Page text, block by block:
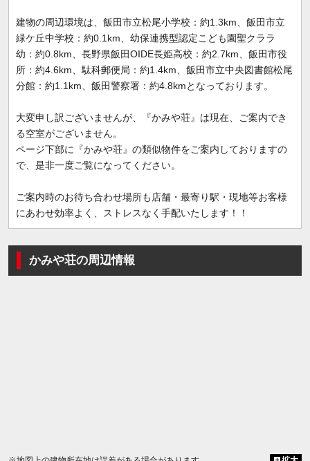
建物の周辺環境は、飯田市立松尾小学校：約1.3km、飯田市立
緑ケ丘中学校：約0.1km、幼保連携型認定こども園聖クララ
幼：約0.8km、長野県飯田OIDE長姫高校：約2.7km、飯田市役
所：約4.6km、駄科郵便局：約1.4km、飯田市立中央図書館松尾
分館：約1.1km、飯田警察署：約4.8kmとなっております。
大変申し訳ございませんが、『かみや荘』は現在、ご案内でき
る空室がございません。
ページ下部に『かみや荘』の類似物件をご案内しておりますの
で、是非一度ご覧になってください。
ご案内時のお待ち合わせ場所も店舗・最寄り駅・現地等お客様
にあわせ効率よく、ストレスなく手配いたします！！
かみや荘の周辺情報